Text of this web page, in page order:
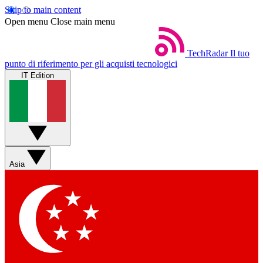
Skip to main content
Open menu Close main menu
TechRadar Il tuo
punto di riferimento per gli acquisti tecnologici
IT Edition
Asia